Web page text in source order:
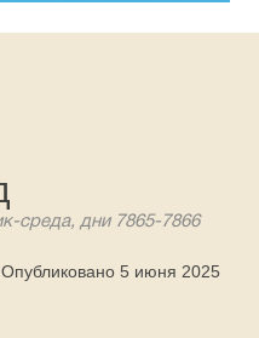
среда, дни 7865-7866
Опубликовано 5 июня 2025